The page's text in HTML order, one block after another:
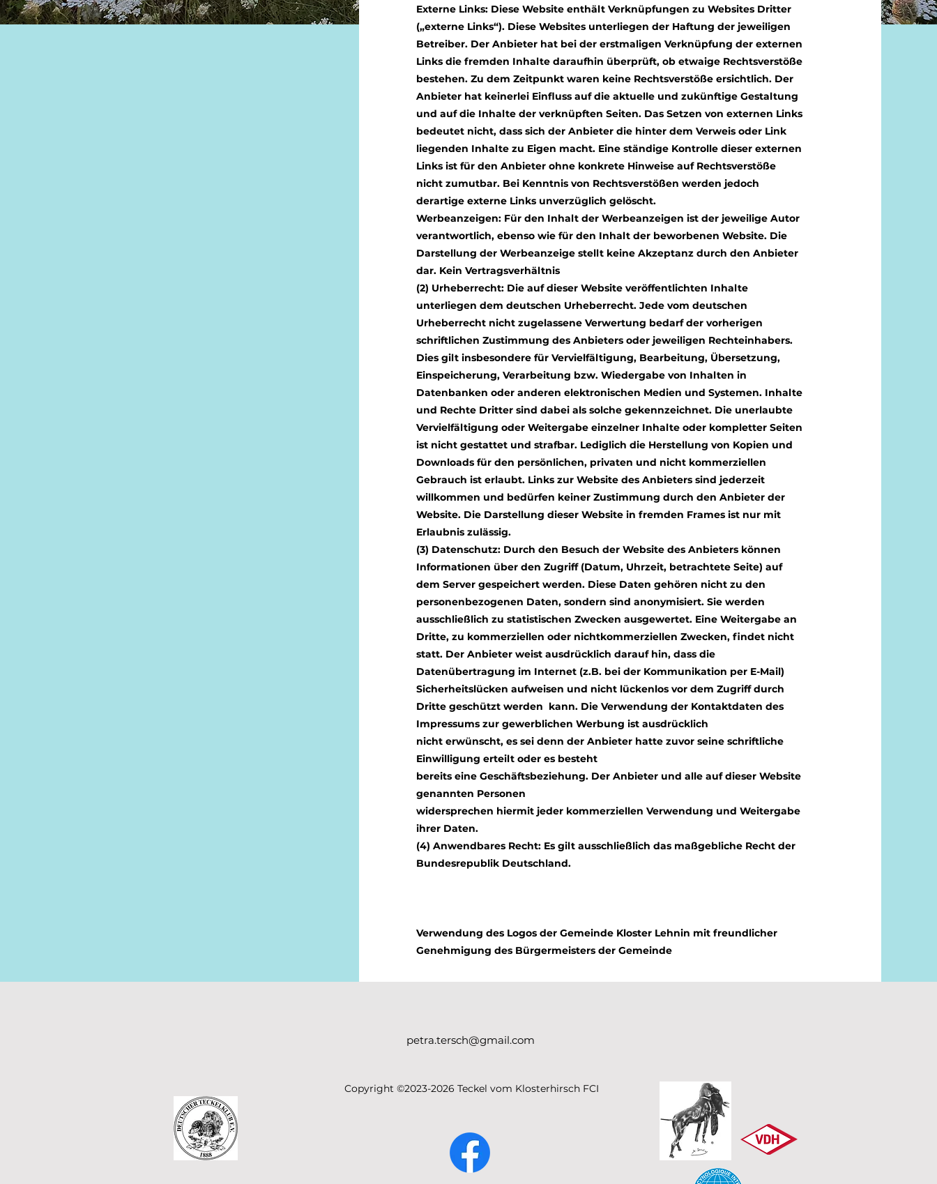
Externe Links: Diese Website enthält Verknüpfungen zu Websites Dritter
(„externe Links“). Diese Websites unterliegen der Haftung der jeweiligen
Betreiber. Der Anbieter hat bei der erstmaligen Verknüpfung der externen
Links die fremden Inhalte daraufhin überprüft, ob etwaige Rechtsverstöße
bestehen. Zu dem Zeitpunkt waren keine Rechtsverstöße ersichtlich. Der
Anbieter hat keinerlei Einfluss auf die aktuelle und zukünftige Gestaltung
und auf die Inhalte der verknüpften Seiten. Das Setzen von externen Links
bedeutet nicht, dass sich der Anbieter die hinter dem Verweis oder Link
liegenden Inhalte zu Eigen macht. Eine ständige Kontrolle dieser externen
Links ist für den Anbieter ohne konkrete Hinweise auf Rechtsverstöße
nicht zumutbar. Bei Kenntnis von Rechtsverstößen werden jedoch
derartige externe Links unverzüglich gelöscht.
Werbeanzeigen: Für den Inhalt der Werbeanzeigen ist der jeweilige Autor
verantwortlich, ebenso wie für den Inhalt der beworbenen Website. Die
Darstellung der Werbeanzeige stellt keine Akzeptanz durch den Anbieter
dar. Kein Vertragsverhältnis
(2) Urheberrecht: Die auf dieser Website veröffentlichten Inhalte
unterliegen dem deutschen Urheberrecht. Jede vom deutschen
Urheberrecht nicht zugelassene Verwertung bedarf der vorherigen
schriftlichen Zustimmung des Anbieters oder jeweiligen Rechteinhabers.
Dies gilt insbesondere für Vervielfältigung, Bearbeitung, Übersetzung,
Einspeicherung, Verarbeitung bzw. Wiedergabe von Inhalten in
Datenbanken oder anderen elektronischen Medien und Systemen. Inhalte
und Rechte Dritter sind dabei als solche gekennzeichnet. Die unerlaubte
Vervielfältigung oder Weitergabe einzelner Inhalte oder kompletter Seiten
ist nicht gestattet und strafbar. Lediglich die Herstellung von Kopien und
Downloads für den persönlichen, privaten und nicht kommerziellen
Gebrauch ist erlaubt. Links zur Website des Anbieters sind jederzeit
willkommen und bedürfen keiner Zustimmung durch den Anbieter der
Website. Die Darstellung dieser Website in fremden Frames ist nur mit
Erlaubnis zulässig.
(3) Datenschutz: Durch den Besuch der Website des Anbieters können
Informationen über den Zugriff (Datum, Uhrzeit, betrachtete Seite) auf
dem Server gespeichert werden. Diese Daten gehören nicht zu den
personenbezogenen Daten, sondern sind anonymisiert. Sie werden
ausschließlich zu statistischen Zwecken ausgewertet. Eine Weitergabe an
Dritte, zu kommerziellen oder nichtkommerziellen Zwecken, findet nicht
statt. Der Anbieter weist ausdrücklich darauf hin, dass die
Datenübertragung im Internet (z.B. bei der Kommunikation per E-Mail)
Sicherheitslücken aufweisen und nicht lückenlos vor dem Zugriff durch
Dritte geschützt werden kann. Die Verwendung der Kontaktdaten des
Impressums zur gewerblichen Werbung ist ausdrücklich
nicht erwünscht, es sei denn der Anbieter hatte zuvor seine schriftliche
Einwilligung erteilt oder es besteht
bereits eine Geschäftsbeziehung. Der Anbieter und alle auf dieser Website
genannten Personen
widersprechen hiermit jeder kommerziellen Verwendung und Weitergabe
ihrer Daten.
(4) Anwendbares Recht: Es gilt ausschließlich das maßgebliche Recht der
Bundesrepublik Deutschland.
Verwendung des Logos der Gemeinde Kloster Lehnin mit freundlicher
Genehmigung des Bürgermeisters der Gemeinde
petra.tersch@gmail.com
Copyright ©2023-2026 Teckel vom Klosterhirsch FCI